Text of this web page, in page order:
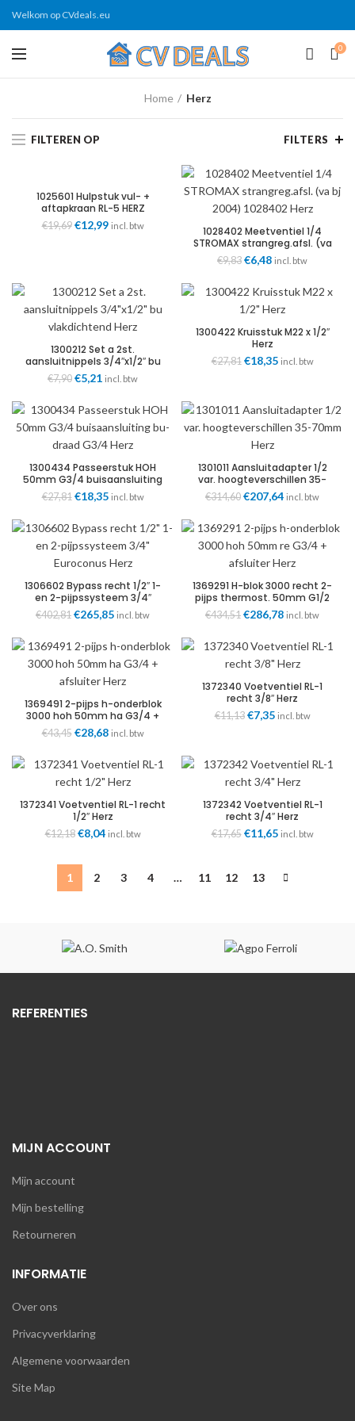
Welkom op CVdeals.eu
0
Home Herz
FILTEREN OP FILTERS
1025601 Hulpstuk vul- +
aftapkraan RL-5 HERZ
€19,69 Oorspronkelijke
€12,99Huidige
incl. btw
1028402 Meetventiel 1/4
STROMAX strangreg.afsl. (va
bj 2004) 1028402 Herz
€9,83 Oorspronkelijke
was:
€9,83.
€6,48 Huidige
is:
incl. btw
1300212 Set a 2st.
aansluitnippels 3/4″x1/2″ bu
vlakdichtend Herz
€7,90 Oorspronkelijke
was:
€7,90.
€5,21 Huidige
is:
€5,21.
incl. btw
1300422 Kruisstuk M22 x 1/2″
Herz
€27,81 Oorspronkelijke
€27,81.
€18,35Huidige
€18,35.
incl. btw
1300434 Passeerstuk HOH
50mm G3/4 buisaansluiting
bu-draad G3/4 Herz
€27,81 Oorspronkelijke
was:
€18,35Huidige
is:
€18,35.
incl. btw
1301011 Aansluitadapter 1/2
var. hoogteverschillen 35-
70mm VVE=20
€314,60 Oorspronkelijke
was:
€314,60.
€207,64 Huidige
is:
€207,64.
incl. btw
1306602 Bypass recht 1/2″ 1-
en 2-pijpssysteem 3/4″
Euroconus VVE=10
€402,81 Oorspronkelijke
was:
€402,81.
€265,85 Huidige
is:
€265,85.
incl. btw
1369291 H-blok 3000 recht 2-
pijps thermost. 50mm G1/2
M28 VVE=10
€434,51 Oorspronkelijke
was:
€434,51.
€286,78 Huidige
is:
€286,78.
incl. btw
1369491 2-pijps h-onderblok
3000 hoh 50mm ha G3/4 +
afsluiter Herz
€43,45 Oorspronkelijke
was:
€43,45.
€28,68Huidige
is:
€28,68.
incl. btw
1372340 Voetventiel RL-1
recht 3/8″ Herz
€11,13 Oorspronkelijke
€11,13.
€7,35Huidige
€7,35.
incl. btw
1372341 Voetventiel RL-1 recht
1/2″ Herz
€12,18 Oorspronkelijke
was:
€12,18.
€8,04Huidige
€8,04.
incl. btw
1372342 Voetventiel RL-1
recht 3/4″ Herz
€17,65 Oorspronkelijke
€17,65.
€11,65Huidige
€11,65.
incl. btw
1 2 3 4 … 11 12 13
REFERENTIES
MIJN ACCOUNT
Mijn account
Mijn bestelling
Retourneren
INFORMATIE
Over ons
Privacyverklaring
Algemene voorwaarden
Site Map